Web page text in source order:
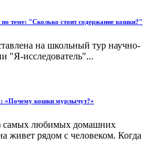
"Сколько стоит содержание кошки?"
на школьный тур научно-
"Я-исследователь"...
«Почему кошки мурлычут?»
самых любимых домашних
живет рядом с человеком. Когда